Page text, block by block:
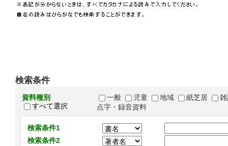
検索条件
資料種別
すべて選択
一般 児童 地域 紙芝居
点字・録音資料
検索条件1
検索条件2